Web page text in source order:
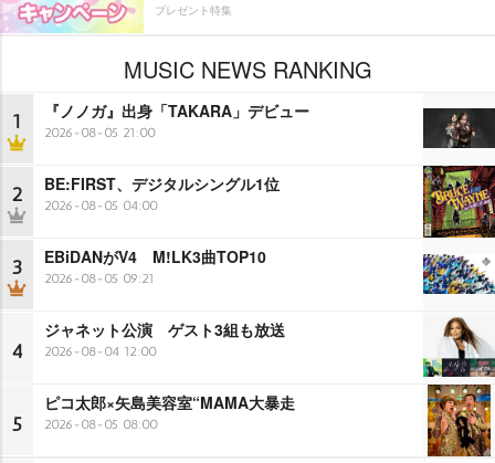
プレゼント特集
MUSIC NEWS RANKING
1 『ノノガ』出身「TAKARA」デビュー
2026-08-05 21:00
2 BE:FIRST、デジタルシングル1位
2026-08-05 04:00
3 EBiDANがV4 M!LK3曲TOP10
2026-08-05 09:21
4
ジャネット公演 ゲスト3組も放送
2026-08-04 12:00
5
ピコ太郎×矢島美容室“MAMA大暴走
2026-08-05 08:00